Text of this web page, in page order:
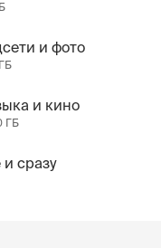
и фото
и кино
ГБ
и сразу